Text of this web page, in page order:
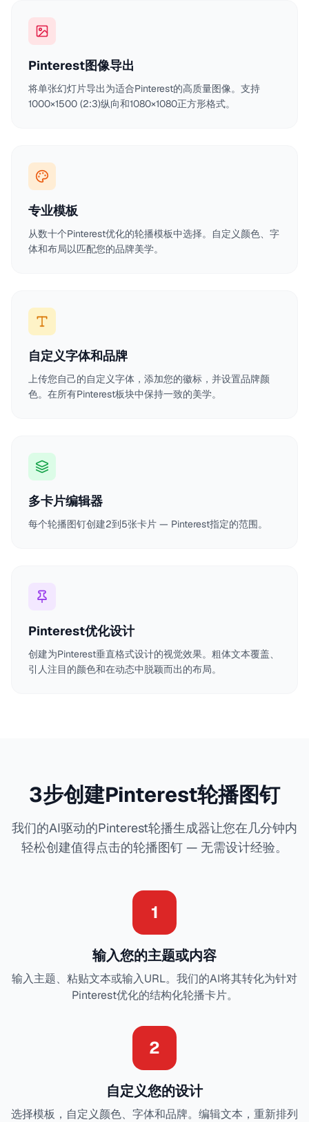
Pinterest图像导出
将单张幻灯片导出为适合Pinterest的高质量图像。支持
1000×1500 (2:3)纵向和1080×1080正方形格式。
专业模板
从数十个Pinterest优化的轮播模板中选择。自定义颜色、字
体和布局以匹配您的品牌美学。
自定义字体和品牌
上传您自己的自定义字体，添加您的徽标，并设置品牌颜
色。在所有Pinterest板块中保持一致的美学。
多卡片编辑器
每个轮播图钉创建2到5张卡片 — Pinterest指定的范围。
Pinterest优化设计
创建为Pinterest垂直格式设计的视觉效果。粗体文本覆盖、
引人注目的颜色和在动态中脱颖而出的布局。
3步创建Pinterest轮播图钉
我们的AI驱动的Pinterest轮播生成器让您在几分钟内
轻松创建值得点击的轮播图钉 — 无需设计经验。
1
输入您的主题或内容
输入主题、粘贴文本或输入URL。我们的AI将其转化为针对
Pinterest优化的结构化轮播卡片。
2
自定义您的设计
选择模板，自定义颜色、字体和品牌。编辑文本，重新排列